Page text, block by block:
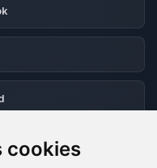
cookies